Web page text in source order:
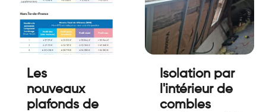
Les
nouveaux
plafonds de
Isolation par
l'intérieur de
combles